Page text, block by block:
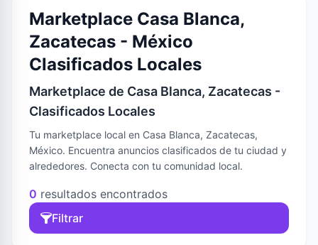
Marketplace Casa Blanca,
Zacatecas - México
Clasificados Locales
Marketplace de Casa Blanca, Zacatecas -
Clasificados Locales
Tu marketplace local en Casa Blanca, Zacatecas,
México. Encuentra anuncios clasificados de tu ciudad y
alrededores. Conecta con tu comunidad local.
0 resultados encontrados
Filtrar